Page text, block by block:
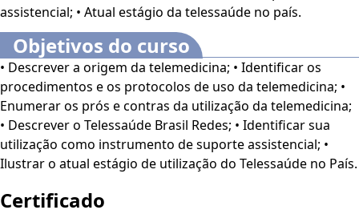
assistencial; • Atual estágio da telessaúde no país.
Objetivos do curso
• Descrever a origem da telemedicina; • Identificar os
procedimentos e os protocolos de uso da telemedicina; •
Enumerar os prós e contras da utilização da telemedicina;
• Descrever o Telessaúde Brasil Redes; • Identificar sua
utilização como instrumento de suporte assistencial; •
Ilustrar o atual estágio de utilização do Telessaúde no País.
Certificado